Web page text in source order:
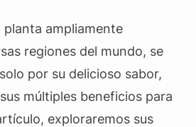
planta ampliamente
regiones del mundo, se
por su delicioso sabor,
múltiples beneficios para
exploraremos sus